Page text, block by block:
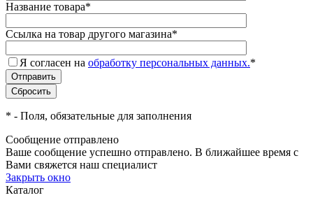
Название товара*
Ссылка на товар другого магазина*
Я согласен на обработку персональных данных.*
* - Поля, обязательные для заполнения
Сообщение отправлено
Ваше сообщение успешно отправлено. В ближайшее время с
Вами свяжется наш специалист
Закрыть окно
Каталог